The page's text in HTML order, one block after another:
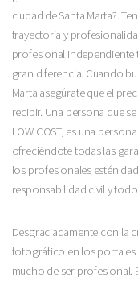
ciudad de Santa Marta?.
trayectoria y
profesional independiente
gran diferencia. Cuando
Marta asegúrate que el
recibir. Una persona que
LOW COST, es una
ofreciéndote todas las
los profesionales estén
responsabilidad civil y
Desgraciadamente con la
fotográfico en los portales
mucho de ser profesional.